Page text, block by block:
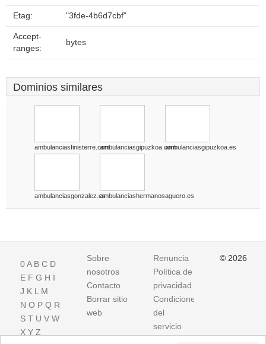
Etag: "3fde-4b6d7cbf"
Accept-
ranges:
bytes
Dominios similares
ambulanciasfinisterre.comambulanciasgipuzkoa.comambulanciasgipuzkoa.es
ambulanciasgonzalez.esambulanciashermanosaguero.es
0A B C D
E F G H I
J K L M
N O P Q R
S T U V W
X Y Z
Sobre
nosotros
Contacto
Borrar sitio
web
Renuncia
Política de
privacidad
Condiciones
del
servicio
© 2026